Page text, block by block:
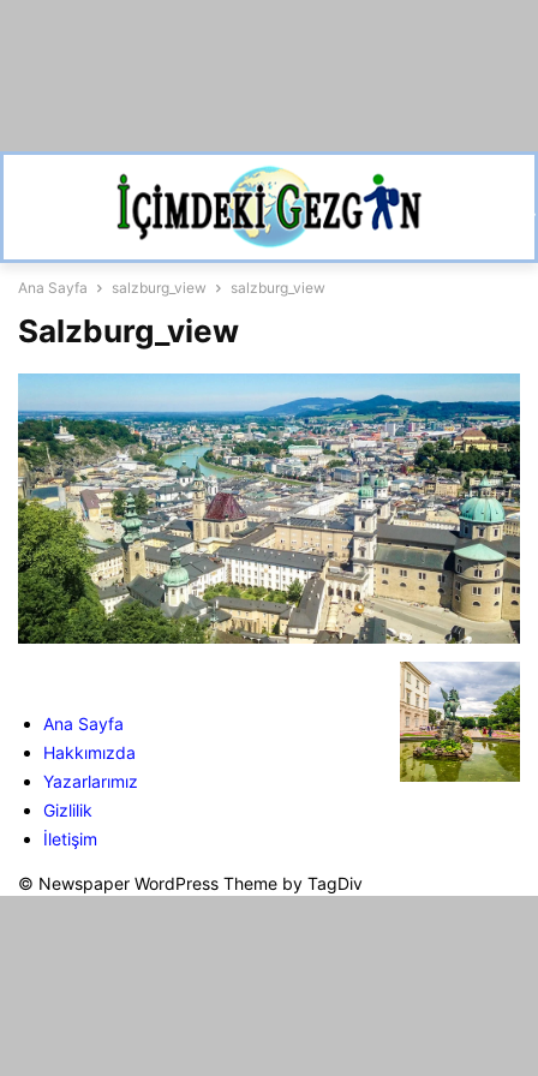
Ana Sayfa salzburg_view salzburg_view
Salzburg_view
Ana Sayfa
Hakkımızda
Yazarlarımız
Gizlilik
İletişim
© Newspaper WordPress Theme by TagDiv